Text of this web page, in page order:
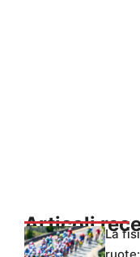
Articoli
La